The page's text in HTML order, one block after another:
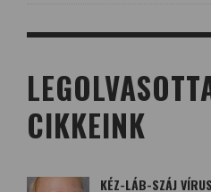
CIKKEINK
KÉZ-LÁB-SZÁJ